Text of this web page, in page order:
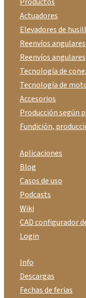
Actuadores
Elevadores de
Reenvíos
Reenvíos angulares
Tecnología de
Tecnología de
Accesorios
Producción según
Fundición,
Aplicaciones
Blog
Casos de uso
Podcasts
Wiki
CAD configurador
Login
Info
Descargas
Fechas de ferias